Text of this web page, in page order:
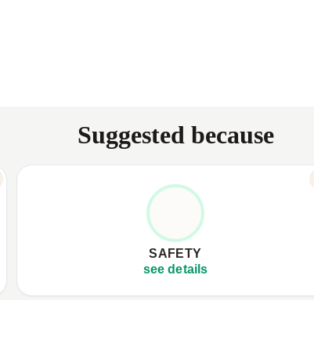
Suggested because
SAFETY
see details
FOR CHILDREN AND PETS
No chemicals, smoke, or odors.
Completely safe for children and pets.
Eco-friendly, no high voltage.